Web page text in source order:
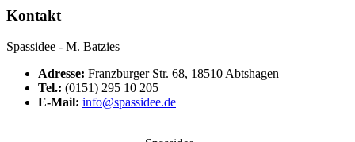
werden
Kontakt
Spassidee - M. Batzies
Adresse: Franzburger Str. 68, 18510 Abtshagen
Tel.: (0151) 295 10 205
E-Mail: info@spassidee.de